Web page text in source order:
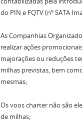
do PIN e FQTV (nº SATA
As Companhias
realizar ações
majorações ou reduções
milhas previstas, bem
mesmas;
Os voos charter não são
de milhas;